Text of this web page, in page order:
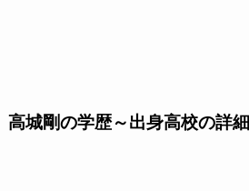
高城剛の学歴～出身高校の詳細